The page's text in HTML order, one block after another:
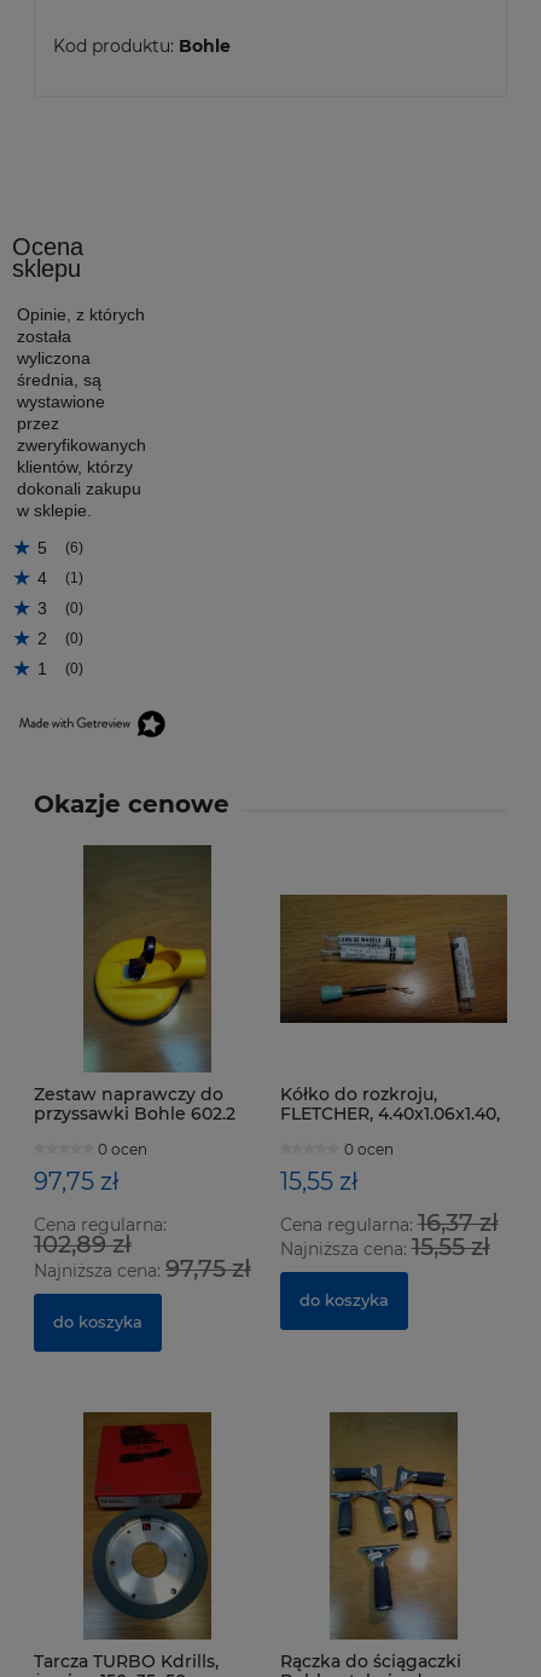
Kod produktu: Bohle
Ocena
sklepu
Opinie, z których
została
wyliczona
średnia, są
wystawione
przez
zweryfikowanych
klientów, którzy
dokonali zakupu
w sklepie.
5
(6)
4 (1)
3 (0)
2 (0)
1 (0)
Okazje cenowe
Zestaw naprawczy do
przyssawki Bohle 602.2
0 ocen
97,75 zł
Cena regularna:
102,89 zł
Najniższa cena: 97,75 zł
do koszyka
Kółko do rozkroju,
FLETCHER, 4.40x1.06x1.40,
0 ocen
15,55 zł
Cena regularna:16,37 zł
Najniższa cena:15,55 zł
do koszyka
Tarcza TURBO Kdrills,
Rączka do ściągaczki